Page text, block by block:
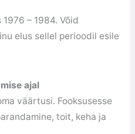
– 1984. Võid
elus sellel perioodil esile
ajal
väärtusi. Fooksusesse
toit, keha ja